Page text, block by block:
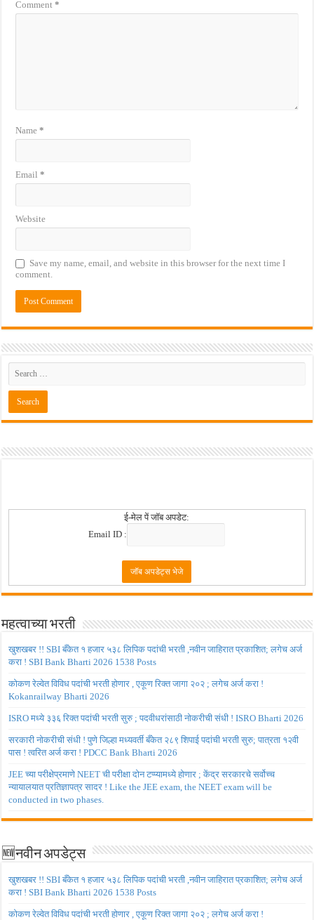
Comment*
Name*
Email*
Website
Save my name, email, and website in this browser for the next time I
comment.
ई-मेल पें जॉब अपडेट:
Email ID :
महत्वाच्या भरती
खुशखबर !! SBI बँकेत १ हजार ५३८ लिपिक पदांची भरती ,नवीन जाहिरात प्रकाशित; लगेच अर्ज
करा ! SBI Bank Bharti 2026 1538 Posts
कोकण रेल्वेत विविध पदांची भरती होणार , एकूण रिक्त जागा २०२ ; लगेच अर्ज करा !
Kokanrailway Bharti 2026
ISRO मध्ये ३३६ रिक्त पदांची भरती सुरु ; पदवीधरांसाठी नोकरीची संधी ! ISRO Bharti 2026
सरकारी नोकरीची संधी ! पुणे जिल्हा मध्यवर्ती बँकेत २८९ शिपाई पदांची भरती सुरु; पात्रता १२वी
पास ! त्वरित अर्ज करा ! PDCC Bank Bharti 2026
JEE च्या परीक्षेप्रमाणे NEET ची परीक्षा दोन टप्प्यामध्ये होणार ; केंद्र सरकारचे सर्वोच्च
न्यायालयात प्रतिज्ञापत्र सादर ! Like the JEE exam, the NEET exam will be
conducted in two phases.
🆕नवीन अपडेट्स
खुशखबर !! SBI बँकेत १ हजार ५३८ लिपिक पदांची भरती ,नवीन जाहिरात प्रकाशित; लगेच अर्ज
करा ! SBI Bank Bharti 2026 1538 Posts
कोकण रेल्वेत विविध पदांची भरती होणार , एकूण रिक्त जागा २०२ ; लगेच अर्ज करा !